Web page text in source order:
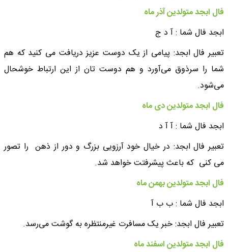
فال ابجد متولدین آذر ماه
ابجد فال شما : آ د ج
تعبیر فال ابجد: پیامی از یک دوست عزیز دریافت می کنید که هم
شما را سرذوق می‌آورد و هم دوست تان از این ارتباط خوشحال
می‌شود.
فال ابجد متولدین دی ماه
ابجد فال شما : آ آ د
تعبیر فال ابجد: در خیال خود آرزویی بزرگ و دور از ذهن را تصور
می کنی که باعث پیشرفتت خواهد شد.
فال ابجد متولدین بهمن ماه
ابجد فال شما : ب ب آ
تعبیر فال ابجد: خبر یک مسافرت غیرمنتظره به گوشت می‌رسد.
فال ابجد متولدین اسفند ماه